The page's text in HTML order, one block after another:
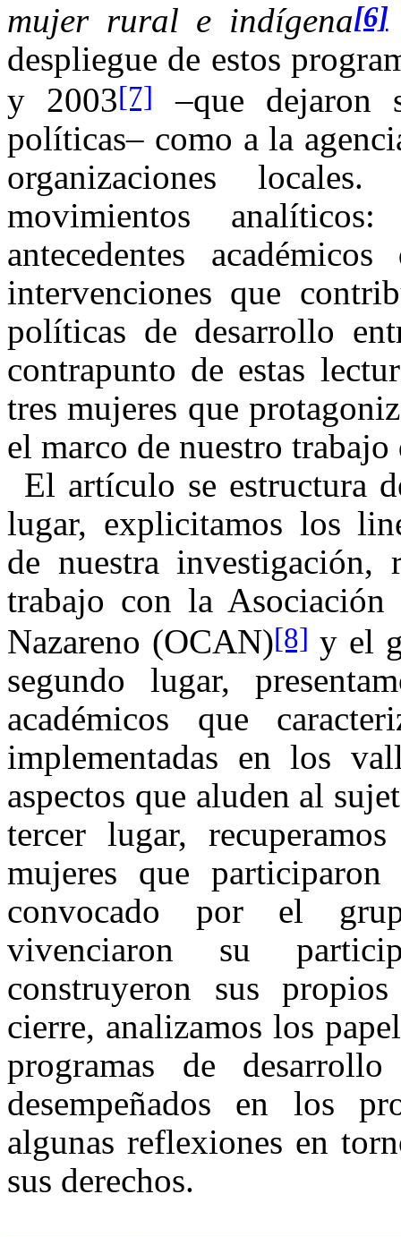
mujer rural e indígena[6]
despliegue de estos
y 2003[7]
–que dejaron
políticas– como a la
organizaciones
movimientos
antecedentes
intervenciones que
políticas de desarrollo
contrapunto de estas
tres mujeres que
el marco de nuestro trabajo
El artículo se estructura
lugar, explicitamos los
de nuestra investigación,
trabajo con la Asociación
Nazareno (OCAN)[8] y el
segundo lugar,
académicos que
implementadas en los
aspectos que aluden al
tercer lugar,
mujeres que
convocado por el
vivenciaron su
construyeron sus
cierre, analizamos los
programas de
desempeñados en los
algunas reflexiones en
sus derechos.